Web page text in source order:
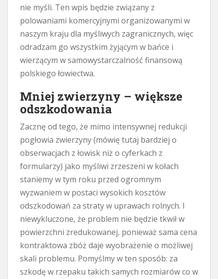
nie myśli. Ten wpis będzie związany z
polowaniami komercyjnymi organizowanymi w
naszym kraju dla myśliwych zagranicznych, więc
odradzam go wszystkim żyjącym w bańce i
wierzącym w samowystarczalność finansową
polskiego łowiectwa.
Mniej zwierzyny – większe
odszkodowania
Zacznę od tego, że mimo intensywnej redukcji
pogłowia zwierzyny (mówię tutaj bardziej o
obserwacjach z łowisk niż o cyferkach z
formularzy) jako myśliwi zrzeszeni w kołach
staniemy w tym roku przed ogromnym
wyzwaniem w postaci wysokich kosztów
odszkodowań za straty w uprawach rolnych. I
niewykluczone, że problem nie będzie tkwił w
powierzchni zredukowanej, ponieważ sama cena
kontraktowa zbóż daje wyobrażenie o możliwej
skali problemu. Pomyślmy w ten sposób: za
szkodę w rzepaku takich samych rozmiarów co w